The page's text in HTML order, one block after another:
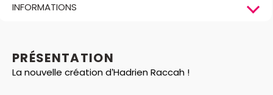
INFORMATIONS
PRÉSENTATION
La nouvelle création d’Hadrien Raccah !